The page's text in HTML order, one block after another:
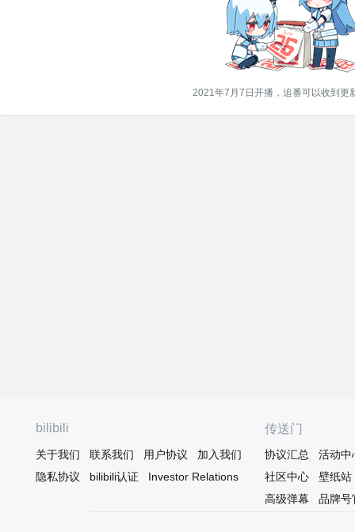
2021年7月7日开播，追番可以收到更
bilibili
关于我们 联系我们 用户协议
加入我们
隐私协议
bilibili认证 Investor Relations
传送门
协议汇总
活动中
社区中心
壁纸站
高级弹幕
品牌号